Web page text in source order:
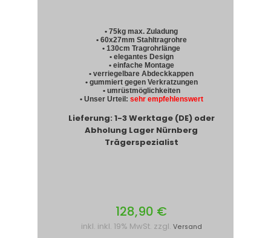
• 75kg max. Zuladung
• 60x27mm Stahltragrohre
• 130cm Tragrohrlänge
• elegantes Design
• einfache Montage
• verriegelbare Abdeckkappen
• gummiert gegen Verkratzungen
• umrüstmöglichkeiten
• Unser Urteil: sehr empfehlenswert
Lieferung: 1-3 Werktage (DE) oder
Abholung Lager Nürnberg
Trägerspezialist
128,90 €
inkl. inkl. 19% MwSt. zzgl. Versand